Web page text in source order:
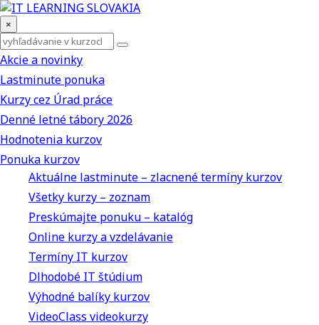
×
Akcie a novinky
Lastminute ponuka
Kurzy cez Úrad práce
Denné letné tábory 2026
Hodnotenia kurzov
Ponuka kurzov
Aktuálne lastminute – zlacnené termíny kurzov
Všetky kurzy – zoznam
Preskúmajte ponuku – katalóg
Online kurzy a vzdelávanie
Termíny IT kurzov
Dlhodobé IT štúdium
Výhodné balíky kurzov
VideoClass videokurzy